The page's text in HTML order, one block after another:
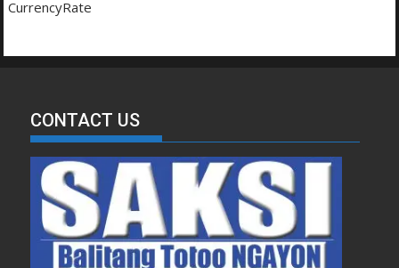
CurrencyRate
CONTACT US